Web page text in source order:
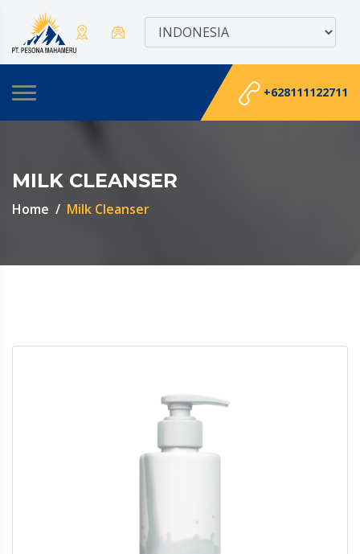
+628111122711
MILK CLEANSER
Home Milk Cleanser